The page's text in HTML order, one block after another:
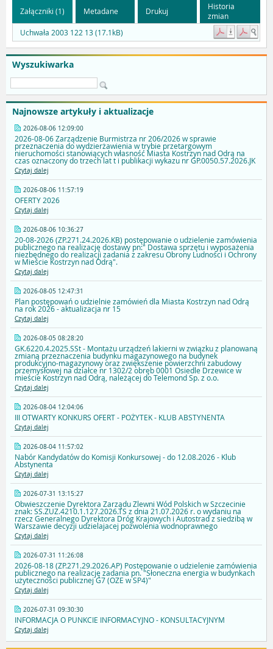
Wyszukiwarka
Najnowsze artykuły i aktualizacje
2026-08-06 12:09:00
2026-08-06 Zarządzenie Burmistrza nr 206/2026 w sprawie
przeznaczenia do wydzierżawienia w trybie przetargowym
nieruchomości stanowiących własność Miasta Kostrzyn nad Odrą na
czas oznaczony do trzech lat t i publikacji wykazu nr GP.0050.57.2026.JK
Czytaj dalej
2026-08-06 11:57:19
OFERTY 2026
Czytaj dalej
2026-08-06 10:36:27
20-08-2026 (ZP.271.24.2026.KB) postępowanie o udzielenie zamówienia
publicznego na realizację dostawy pn:" Dostawa sprzętu i wyposażenia
niezbędnego do realizacji zadania z zakresu Obrony Ludności i Ochrony
w Mieście Kostrzyn nad Odrą".
Czytaj dalej
2026-08-05 12:47:31
Plan postępowań o udzielnie zamówień dla Miasta Kostrzyn nad Odrą
na rok 2026 - aktualizacja nr 15
Czytaj dalej
2026-08-05 08:28:20
GK.6220.4.2025.SSt - Montażu urządzeń lakierni w związku z planowaną
zmianą przeznaczenia budynku magazynowego na budynek
produkcyjno-magazynowy oraz zwiększenie powierzchni zabudowy
przemysłowej na działce nr 1302/2 obręb 0001 Osiedle Drzewice w
mieście Kostrzyn nad Odrą, należącej do Telemond Sp. z o.o.
Czytaj dalej
2026-08-04 12:04:06
III OTWARTY KONKURS OFERT - POŻYTEK - KLUB ABSTYNENTA
Czytaj dalej
2026-08-04 11:57:02
Nabór Kandydatów do Komisji Konkursowej - do 12.08.2026 - Klub
Abstynenta
Czytaj dalej
2026-07-31 13:15:27
Obwieszczenie Dyrektora Zarządu Zlewni Wód Polskich w Szczecinie
znak: SS.ZUZ.4210.1.127.2026.TS z dnia 21.07.2026 r. o wydaniu na
rzecz Generalnego Dyrektora Dróg Krajowych i Autostrad z siedzibą w
Warszawie decyzji udzielajacej pozwolenia wodnoprawnego
Czytaj dalej
2026-07-31 11:26:08
2026-08-18 (ZP.271.29.2026.AP) Postępowanie o udzielenie zamówienia
publicznego na realizację zadania pn. "Słoneczna energia w budynkach
użyteczności publicznej G7 (OZE w SP4)"
Czytaj dalej
2026-07-31 09:30:30
INFORMACJA O PUNKCIE INFORMACYJNO - KONSULTACYJNYM
Czytaj dalej
Załączniki (1) Metadane Drukuj
Historia
zmian
Uchwała 2003 122 13 (17.1kB)